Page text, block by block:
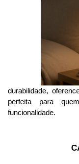
durabilidade,
perfeita para
funcionalidade.